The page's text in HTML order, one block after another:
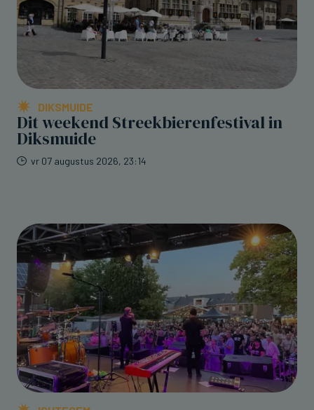
DIKSMUIDE
Dit weekend Streekbierenfestival in
Diksmuide
vr 07 augustus 2026, 23:14